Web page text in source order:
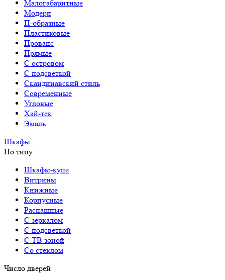
Малогабаритные
Модерн
П-образные
Пластиковые
Прованс
Прямые
С островом
С подсветкой
Скандинавский стиль
Современные
Угловые
Хай-тек
Эмаль
Шкафы
По типу
Шкафы-купе
Витрины
Книжные
Корпусные
Распашные
С зеркалом
С подсветкой
С ТВ зоной
Со стеклом
Число дверей